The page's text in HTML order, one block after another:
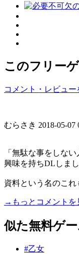
このフリー
コメント・レビュー
むらさき 2018-05-07
「無駄な事をしな
興味を持ちDLしまし
資料という名のこ
→もっとコメントを
似た無料ゲ
#乙女